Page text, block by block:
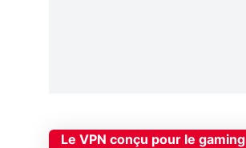
Le VPN conçu pour le gaming